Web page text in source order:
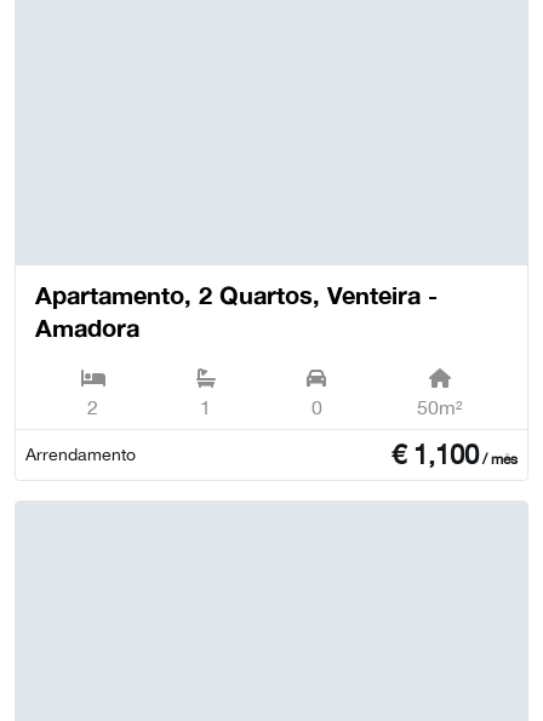
Apartamento, 2 Quartos, Venteira -
Amadora
2 1 0 50m²
Arrendamento € 1,100/ mês